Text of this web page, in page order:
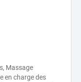
Massage
en charge des